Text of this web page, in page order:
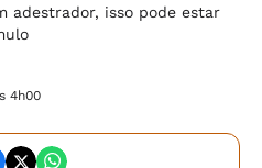
adestrador, isso pode estar
4h00